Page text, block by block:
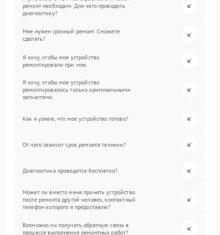
ремонт необходим. Для чего проводить
диагностику?
Мне нужен срочный ремонт. Сможете
сделать?
Я хочу, чтобы мое устройство
ремонтировали при мне.
Я хочу, чтобы мое устройство
ремонтировалось только оригинальными
запчастями.
Как я узнаю, что мое устройство готово?
От чего зависит срок ремонта техники?
Диагностика проводится бесплатно?
Может ли вместо меня принять устройство
после ремонта другой человек, контактный
телефон которого я предоставлю?
Возможно ли получать обратную связь в
процессе выполнения ремонтных работ?